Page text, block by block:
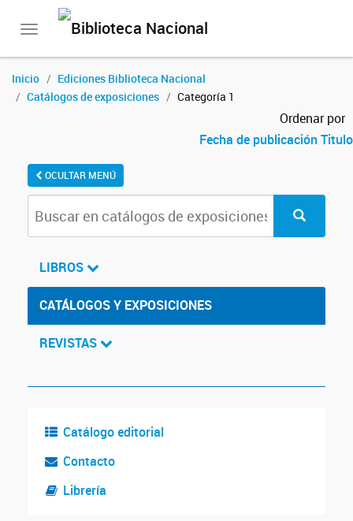
Toggle
Inicio
Ediciones Biblioteca Nacional
Catálogos de exposiciones
Categoría 1
Ordenar por
Fecha de publicaciónTitulo
OCULTAR MENÚ
LIBROS
CATÁLOGOS Y EXPOSICIONES
REVISTAS
Catálogo editorial
Contacto
Librería